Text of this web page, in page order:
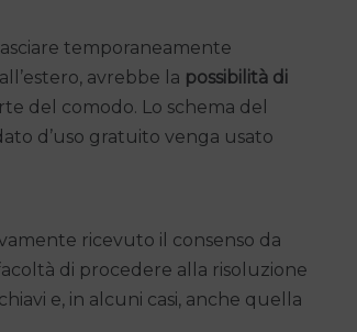
temporaneamente
avrebbe la possibilità di
del comodo. Lo schema del
d’uso gratuito venga usato
ricevuto il consenso da
di procedere alla risoluzione
e, in alcuni casi, anche quella